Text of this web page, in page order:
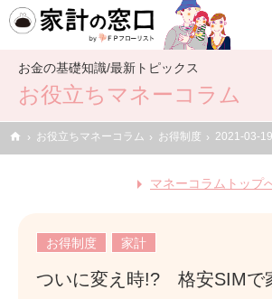
お金の基礎知識/最新トピックス
お役立ちマネーコラム
home お役立ちマネーコラム お得制度 2021-03-
マネーコラムトップ
お得制度 家計
ついに変え時!? 格安SIMで